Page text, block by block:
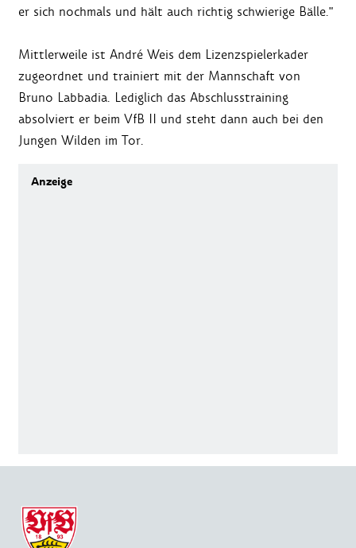
er sich nochmals und hält auch richtig schwierige Bälle."
Mittlerweile ist André Weis dem Lizenzspielerkader
zugeordnet und trainiert mit der Mannschaft von
Bruno Labbadia. Lediglich das Abschlusstraining
absolviert er beim VfB II und steht dann auch bei den
Jungen Wilden im Tor.